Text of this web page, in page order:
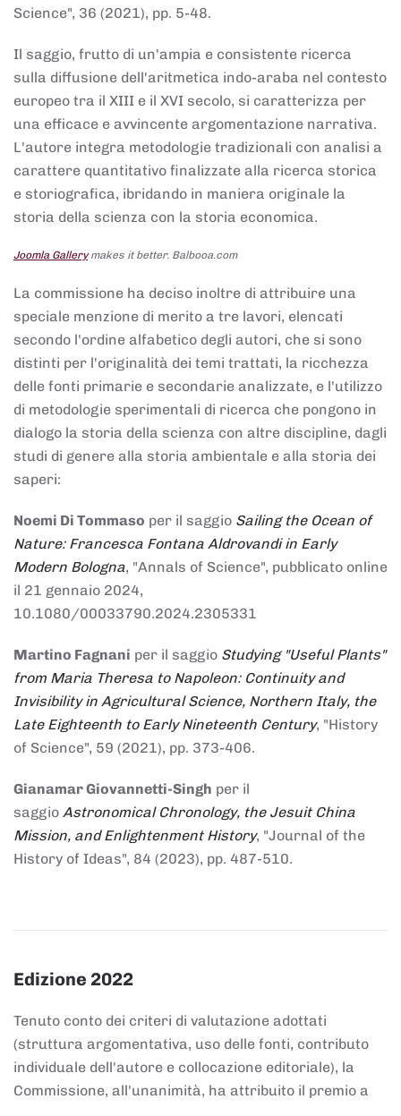
Science", 36 (2021), pp. 5-48.
Il saggio, frutto di un'ampia e consistente ricerca
sulla diffusione dell'aritmetica indo-araba nel contesto
europeo tra il XIII e il XVI secolo, si caratterizza per
una efficace e avvincente argomentazione narrativa.
L'autore integra metodologie tradizionali con analisi a
carattere quantitativo finalizzate alla ricerca storica
e storiografica, ibridando in maniera originale la
storia della scienza con la storia economica.
Joomla Gallerymakes it better. Balbooa.com
La commissione ha deciso inoltre di attribuire una
speciale menzione di merito a tre lavori, elencati
secondo l'ordine alfabetico degli autori, che si sono
distinti per l'originalità dei temi trattati, la ricchezza
delle fonti primarie e secondarie analizzate, e l'utilizzo
di metodologie sperimentali di ricerca che pongono in
dialogo la storia della scienza con altre discipline, dagli
studi di genere alla storia ambientale e alla storia dei
saperi:
Noemi Di Tommaso per il saggio Sailing the Ocean of
Nature: Francesca Fontana Aldrovandi in Early
Modern Bologna, "Annals of Science", pubblicato online
il 21 gennaio 2024,
10.1080/00033790.2024.2305331
Martino Fagnani per il saggio Studying "Useful Plants"
from Maria Theresa to Napoleon: Continuity and
Invisibility in Agricultural Science, Northern Italy, the
Late Eighteenth to Early Nineteenth Century, "History
of Science", 59 (2021), pp. 373-406.
Gianamar Giovannetti-Singh per il
saggio Astronomical Chronology, the Jesuit China
Mission, and Enlightenment History, "Journal of the
History of Ideas", 84 (2023), pp. 487-510.
Edizione 2022
Tenuto conto dei criteri di valutazione adottati
(struttura argomentativa, uso delle fonti, contributo
individuale dell'autore e collocazione editoriale), la
Commissione, all'unanimità, ha attribuito il premio a